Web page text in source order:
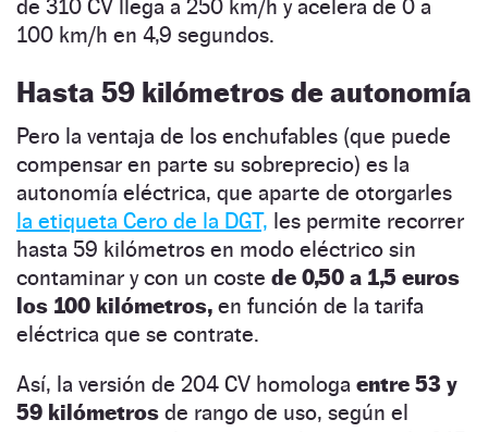
de 310 CV llega a 250 km/h y acelera de 0 a
100 km/h en 4,9 segundos.
Hasta 59 kilómetros de autonomía
Pero la ventaja de los enchufables (que puede
compensar en parte su sobreprecio) es la
autonomía eléctrica, que aparte de otorgarles
la etiqueta Cero de la DGT, les permite recorrer
hasta 59 kilómetros en modo eléctrico sin
contaminar y con un coste de 0,50 a 1,5 euros
los 100 kilómetros, en función de la tarifa
eléctrica que se contrate.
Así, la versión de 204 CV homologa entre 53 y
59 kilómetros de rango de uso, según el